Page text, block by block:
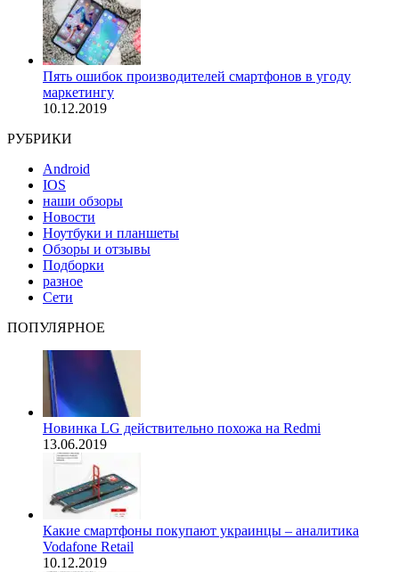
Пять ошибок производителей смартфонов в угоду
маркетингу
10.12.2019
РУБРИКИ
Android
IOS
наши обзоры
Новости
Ноутбуки и планшеты
Обзоры и отзывы
Подборки
разное
Сети
ПОПУЛЯРНОЕ
Новинка LG действительно похожа на Redmi
13.06.2019
Какие смартфоны покупают украинцы – аналитика
Vodafone Retail
10.12.2019